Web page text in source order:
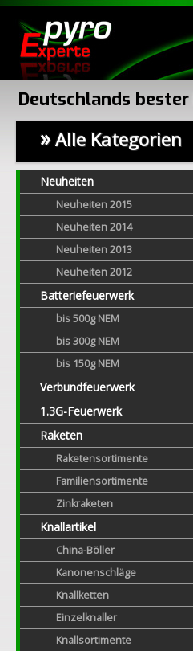
Deutschlands bester
»Alle Kategorien
Neuheiten
Neuheiten 2015
Neuheiten 2014
Neuheiten 2013
Neuheiten 2012
Batteriefeuerwerk
bis 500g NEM
bis 300g NEM
bis 150g NEM
Verbundfeuerwerk
1.3G-Feuerwerk
Raketen
Raketensortimente
Familiensortimente
Zinkraketen
Knallartikel
China-Böller
Kanonenschläge
Knallketten
Einzelknaller
Knallsortimente